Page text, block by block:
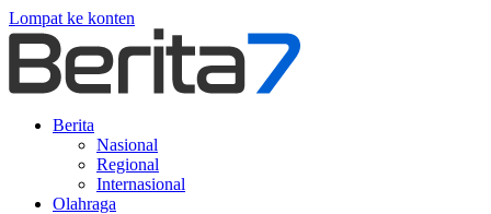
Lompat ke konten
Berita
Nasional
Regional
Internasional
Olahraga